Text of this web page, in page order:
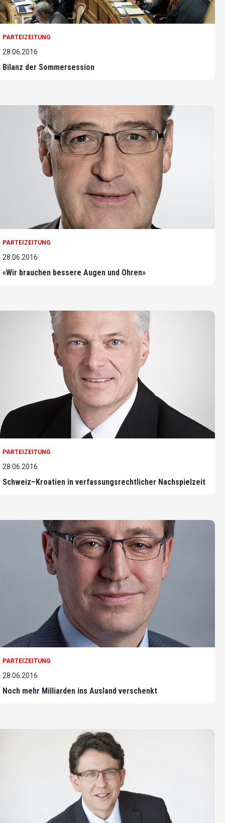
PARTEIZEITUNG
28.06.2016
Bilanz der Sommersession
PARTEIZEITUNG
28.06.2016
«Wir brauchen bessere Augen und Ohren»
PARTEIZEITUNG
28.06.2016
Schweiz–Kroatien in verfassungsrechtlicher Nachspielzeit
PARTEIZEITUNG
28.06.2016
Noch mehr Milliarden ins Ausland verschenkt